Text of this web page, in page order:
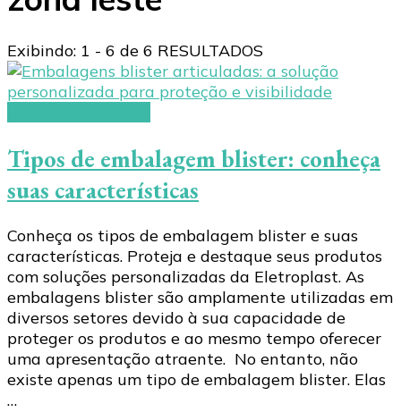
Exibindo: 1 - 6 de 6 RESULTADOS
Tipos de embalagem blister: conheça
suas características
Conheça os tipos de embalagem blister e suas
características. Proteja e destaque seus produtos
com soluções personalizadas da Eletroplast. As
embalagens blister são amplamente utilizadas em
diversos setores devido à sua capacidade de
proteger os produtos e ao mesmo tempo oferecer
uma apresentação atraente. No entanto, não
existe apenas um tipo de embalagem blister. Elas
…